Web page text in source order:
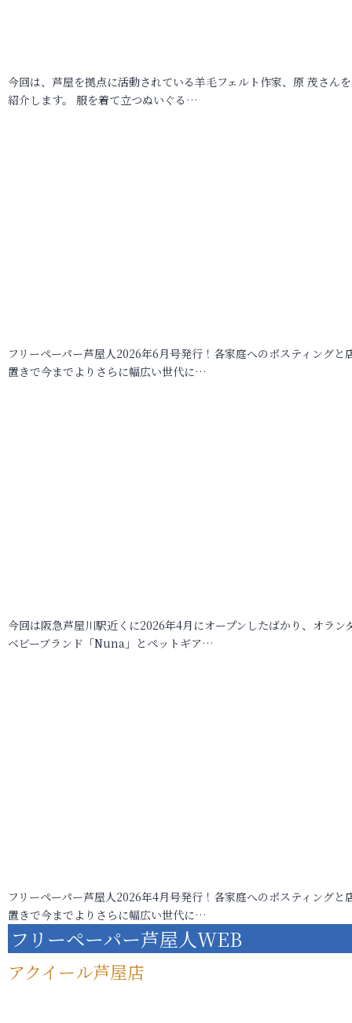
今回は、芦屋を拠点に活動されている羊毛フェルト作家、原 茂さん
紹介します。 服を着て立つぬいぐる…
フリーペーパー芦屋人2026年6月号発行！各家庭へのポスティングと
置きで今までよりさらに幅広い世代に…
今回は阪急芦屋川駅近くに2026年4月にオープンしたばかり、オラン
ベビーブランド「Nuna」とペットギア…
フリーペーパー芦屋人2026年4月号発行！各家庭へのポスティングと
置きで今までよりさらに幅広い世代に…
フリーペーパー芦屋人WEB
アクイール芦屋店